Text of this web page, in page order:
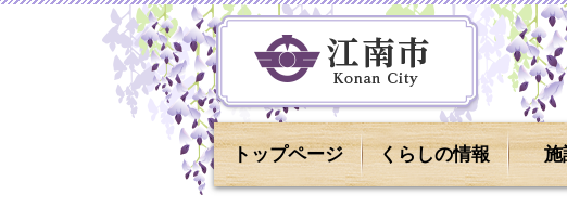
トップページ くらしの情報 施